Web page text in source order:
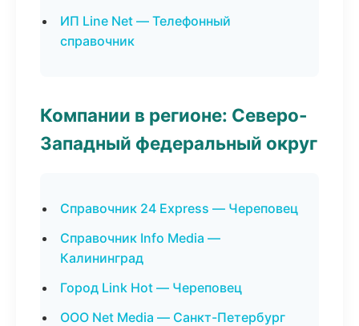
ИП Line Net — Телефонный
справочник
Компании в регионе: Северо-
Западный федеральный округ
Справочник 24 Express — Череповец
Справочник Info Media —
Калининград
Город Link Hot — Череповец
ООО Net Media — Санкт-Петербург